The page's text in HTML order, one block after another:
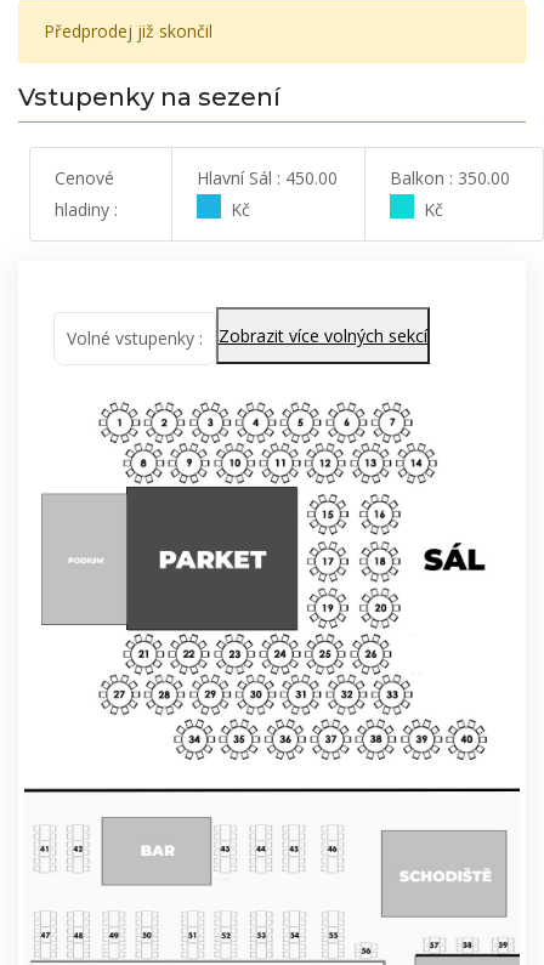
Předprodej již skončil
Vstupenky na sezení
Cenové
hladiny :
Hlavní Sál : 450.00
Kč
Balkon : 350.00
Kč
Volné vstupenky : Zobrazit více volných sekcí